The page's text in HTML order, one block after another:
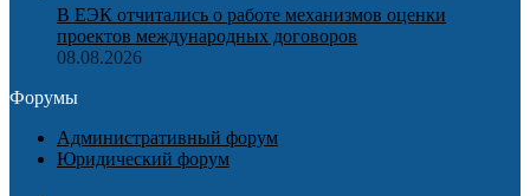
В ЕЭК отчитались о работе механизмов оценки
проектов международных договоров
08.08.2026
Форумы
Административный форум
Юридический форум